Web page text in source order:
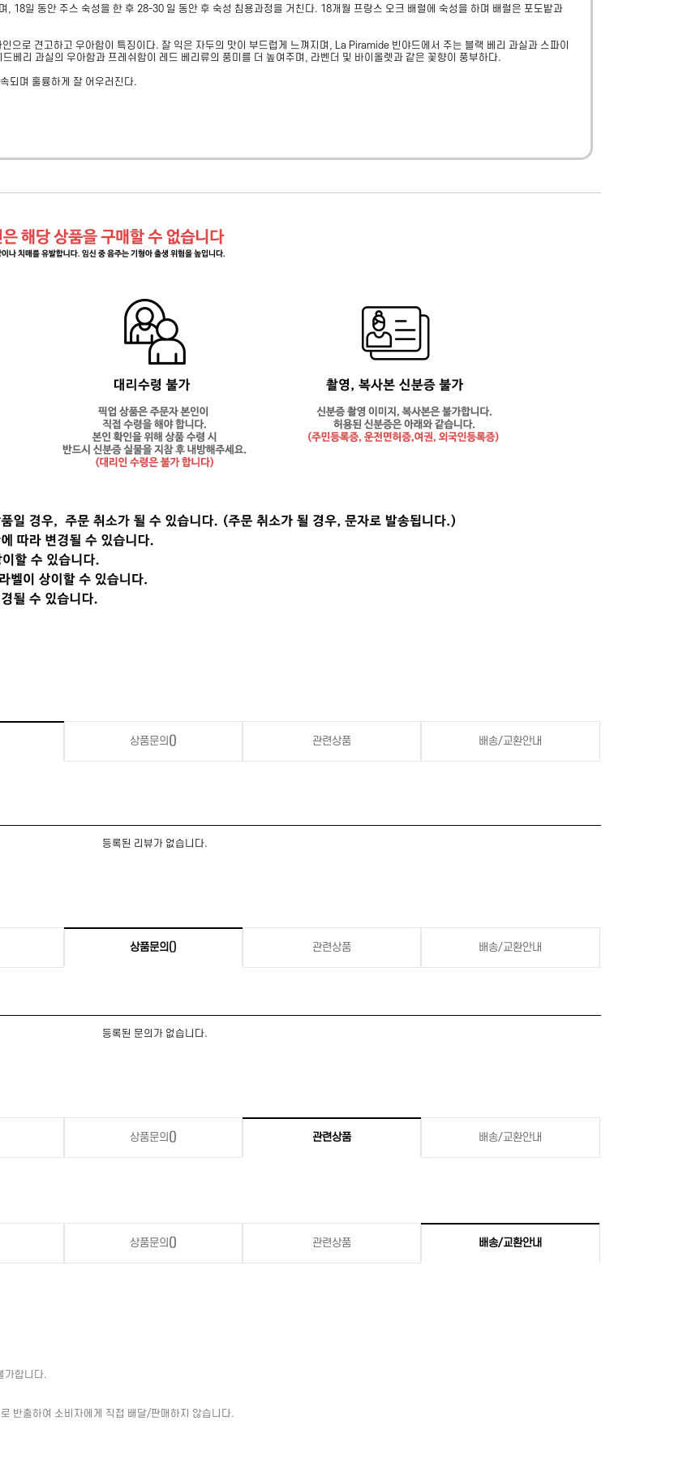
, 18일 동안 주스 숙성을 한 후 28-30 일 동안 후 숙성 침용과정을 거친다. 18개월 프랑스 오크 배럴에 숙성을 하며 배럴은 포도밭과
으로 견고하고 우아함이 특징이다. 잘 익은 자두의 맛이 부드럽게 느껴지며, La Piramide 빈야드에서 주는 블랙 베리 과실과 스파이
베리 과실의 우아함과 프레쉬함이 레드 베리류의 풍미를 더 높여주며, 라벤더 및 바이올렛과 같은 꽃향이 풍부하다.
되며 훌륭하게 잘 어우러진다.
상품문의 () 관련상품 배송/교환안내
등록된 리뷰가 없습니다.
상품문의 () 관련상품 배송/교환안내
등록된 문의가 없습니다.
상품문의 () 관련상품 배송/교환안내
상품문의 () 관련상품 배송/교환안내
가합니다.
반출하여 소비자에게 직접 배달/판매하지 않습니다.